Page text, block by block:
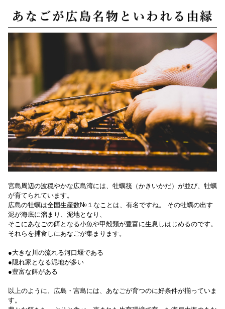
宮島周辺の波穏やかな広島湾には、牡蠣筏（かきいかだ）が並び、牡蠣
が育てられています。
広島の牡蠣は全国生産数№１なことは、有名ですね。 その牡蠣の出す
泥が海底に溜まり、泥地となり、
そこにあなごの餌となる小魚や甲殻類が豊富に生息しはじめるのです。
それらを捕食しにあなごが集まります。
●大きな川の流れる河口堰である
●隠れ家となる泥地が多い
●豊富な餌がある
以上のように、広島・宮島には、あなごが育つのに好条件が揃っていま
す。